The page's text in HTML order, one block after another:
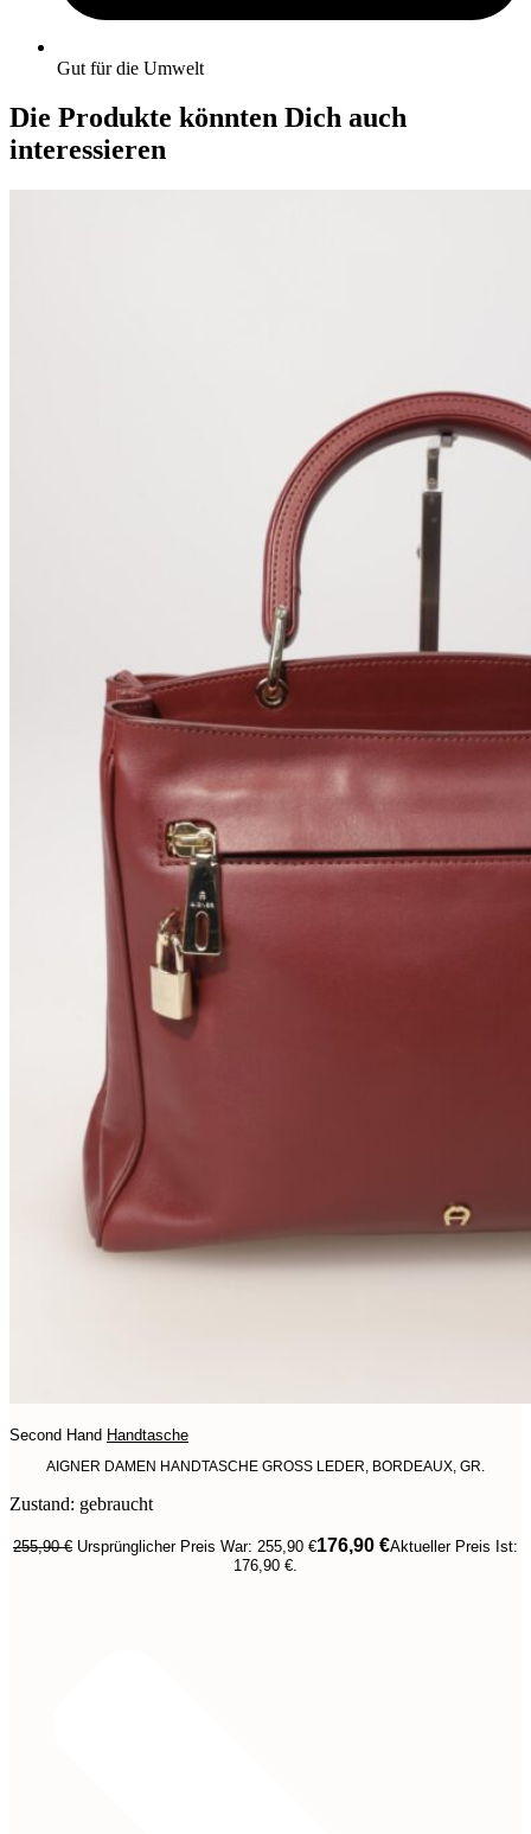
Gut für die Umwelt
Die Produkte könnten Dich auch
interessieren
Second Hand Handtasche
AIGNER DAMEN HANDTASCHE GROSS LEDER, BORDEAUX, GR.
Zustand: gebraucht
255,90€ Ursprünglicher Preis War: 255,90 €176,90 €Aktueller Preis Ist:
176,90 €.